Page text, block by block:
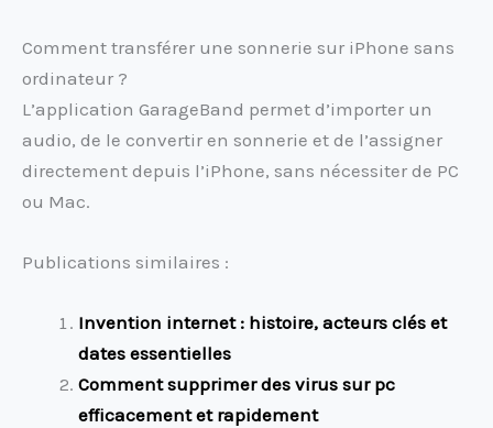
Comment transférer une sonnerie sur iPhone sans
ordinateur ?
L’application GarageBand permet d’importer un
audio, de le convertir en sonnerie et de l’assigner
directement depuis l’iPhone, sans nécessiter de PC
ou Mac.
Publications similaires :
Invention internet : histoire, acteurs clés et
dates essentielles
Comment supprimer des virus sur pc
efficacement et rapidement